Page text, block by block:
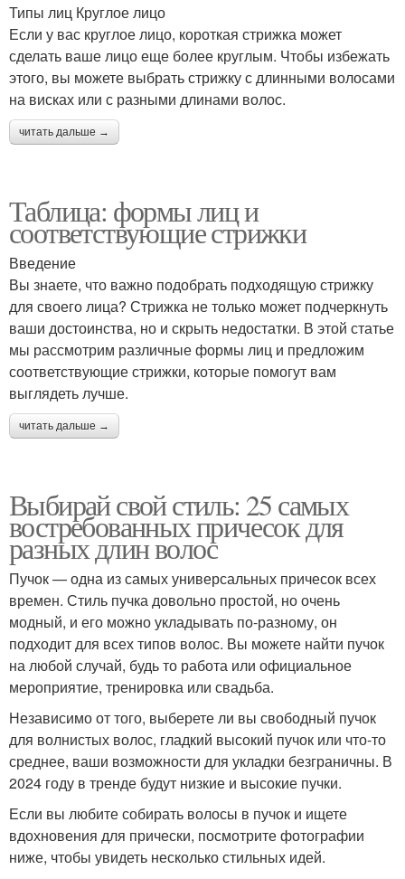
Типы лиц Круглое лицо
Если у вас круглое лицо, короткая стрижка может
сделать ваше лицо еще более круглым. Чтобы избежать
этого, вы можете выбрать стрижку с длинными волосами
на висках или с разными длинами волос.
читать дальше →
Таблица: формы лиц и
соответствующие стрижки
Введение
Вы знаете, что важно подобрать подходящую стрижку
для своего лица? Стрижка не только может подчеркнуть
ваши достоинства, но и скрыть недостатки. В этой статье
мы рассмотрим различные формы лиц и предложим
соответствующие стрижки, которые помогут вам
выглядеть лучше.
читать дальше →
Выбирай свой стиль: 25 самых
востребованных причесок для
разных длин волос
Пучок — одна из самых универсальных причесок всех
времен. Стиль пучка довольно простой, но очень
модный, и его можно укладывать по-разному, он
подходит для всех типов волос. Вы можете найти пучок
на любой случай, будь то работа или официальное
мероприятие, тренировка или свадьба.
Независимо от того, выберете ли вы свободный пучок
для волнистых волос, гладкий высокий пучок или что-то
среднее, ваши возможности для укладки безграничны. В
2024 году в тренде будут низкие и высокие пучки.
Если вы любите собирать волосы в пучок и ищете
вдохновения для прически, посмотрите фотографии
ниже, чтобы увидеть несколько стильных идей.